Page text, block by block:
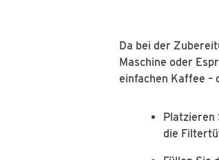
Da bei der
Maschine oder
einfachen Kaffee –
die